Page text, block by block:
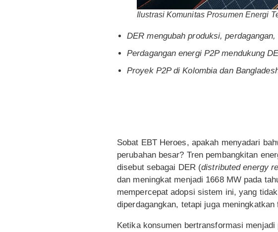
Ilustrasi Komunitas Prosumen Energi
DER mengubah produksi,
Perdagangan energi P2P mendukung
Proyek P2P di Kolombia dan
Sobat EBT Heroes, apakah menyadari
perubahan besar? Tren pembangkitan
disebut sebagai DER (distributed energy
dan meningkat menjadi 1668 MW pada
mempercepat adopsi sistem ini, yang
diperdagangkan, tetapi juga
Ketika konsumen bertransformasi